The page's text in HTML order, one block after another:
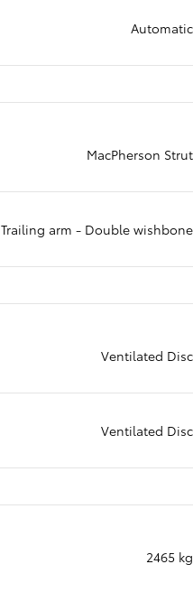
Automatic
MacPherson Strut
Trailing arm - Double wishbone
Ventilated Disc
Ventilated Disc
2465 kg